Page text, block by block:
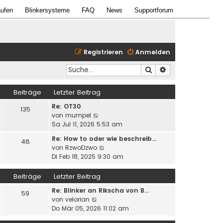
Blinkersysteme FAQ News Supportforum
Anmelden
Registrieren
Suche
Beiträge Letzter Beitrag
135
Re: OT30
von mumpel
e
e
s
t
e
r
B
e
i
t
Sa Jul 11, 2026 5:53 am
48
Re: How to oder wie beschreib…
von RzwoDzwo
e
s
t
r
B
Di Feb 18, 2025 9:30 am
Beiträge Letzter Beitrag
59
Re: Blinker an Rikscha von B…
von velorian
e
Do Mär 05, 2026 11:02 am